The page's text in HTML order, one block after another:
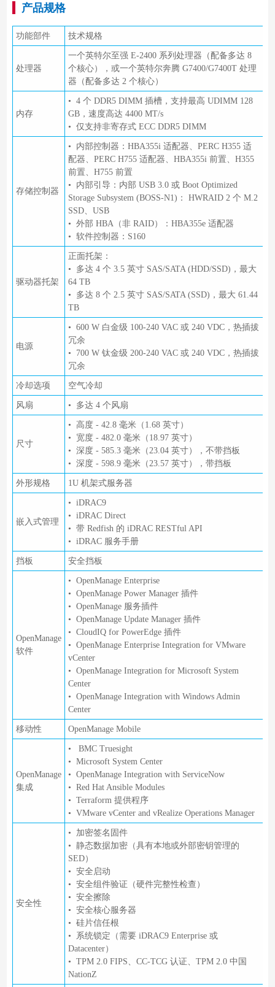
产品规格
功能部件 技术规格
处理器
一个英特尔至强 E-2400 系列处理器（配备多达 8
个核心），或一个英特尔奔腾 G7400/G7400T 处理
器（配备多达 2 个核心）
内存
• 4 个 DDR5 DIMM 插槽，支持最高 UDIMM 128
GB，速度高达 4400 MT/s
• 仅支持非寄存式 ECC DDR5 DIMM
存储控制器
• 内部控制器：HBA355i 适配器、PERC H355 适
配器、PERC H755 适配器、HBA355i 前置、H355
前置、H755 前置
• 内部引导：内部 USB 3.0 或 Boot Optimized
Storage Subsystem (BOSS-N1)： HWRAID 2 个 M.2
SSD、USB
• 外部 HBA（非 RAID）：HBA355e 适配器
• 软件控制器：S160
驱动器托架
正面托架：
• 多达 4 个 3.5 英寸 SAS/SATA (HDD/SSD)，最大
64 TB
• 多达 8 个 2.5 英寸 SAS/SATA (SSD)，最大 61.44
TB
电源
• 600 W 白金级 100-240 VAC 或 240 VDC，热插拔
冗余
• 700 W 钛金级 200-240 VAC 或 240 VDC，热插拔
冗余
冷却选项 空气冷却
风扇 • 多达 4 个风扇
尺寸
• 高度 - 42.8 毫米（1.68 英寸）
• 宽度 - 482.0 毫米（18.97 英寸）
• 深度 - 585.3 毫米（23.04 英寸），不带挡板
• 深度 - 598.9 毫米（23.57 英寸），带挡板
外形规格 1U 机架式服务器
嵌入式管理
• iDRAC9
• iDRAC Direct
• 带 Redfish 的 iDRAC RESTful API
• iDRAC 服务手册
挡板 安全挡板
OpenManage
软件
• OpenManage Enterprise
• OpenManage Power Manager 插件
• OpenManage 服务插件
• OpenManage Update Manager 插件
• CloudIQ for PowerEdge 插件
• OpenManage Enterprise Integration for VMware
vCenter
• OpenManage Integration for Microsoft System
Center
• OpenManage Integration with Windows Admin
Center
移动性 OpenManage Mobile
OpenManage
集成
• BMC Truesight
• Microsoft System Center
• OpenManage Integration with ServiceNow
• Red Hat Ansible Modules
• Terraform 提供程序
• VMware vCenter and vRealize Operations Manager
安全性
• 加密签名固件
• 静态数据加密（具有本地或外部密钥管理的
SED）
• 安全启动
• 安全组件验证（硬件完整性检查）
• 安全擦除
• 安全核心服务器
• 硅片信任根
• 系统锁定（需要 iDRAC9 Enterprise 或
Datacenter）
• TPM 2.0 FIPS、CC-TCG 认证、TPM 2.0 中国
NationZ